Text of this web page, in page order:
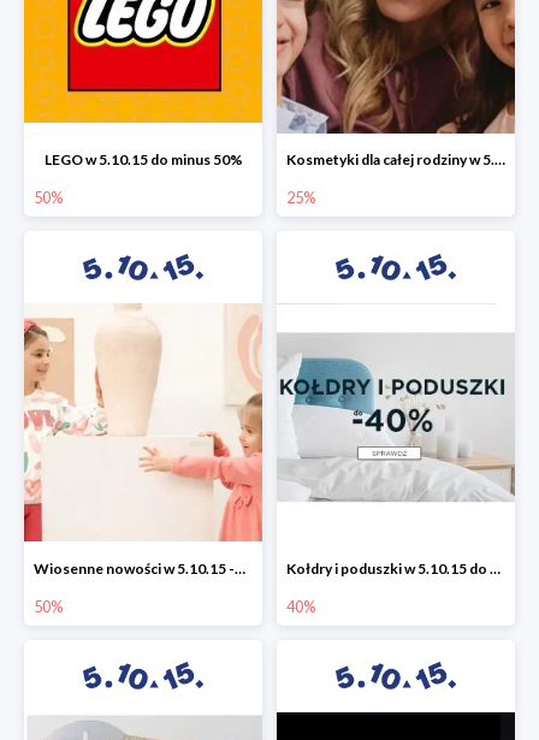
LEGO w 5.10.15 do minus 50%
50%
Kosmetyki dla całej rodziny w 5.10.15 do -25%
25%
Wiosenne nowości w 5.10.15 -50%
50%
Kołdry i poduszki w 5.10.15 do -40%
40%